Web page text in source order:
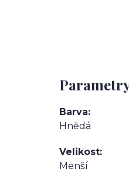
Barva
Hnědá
Velikost
Menší